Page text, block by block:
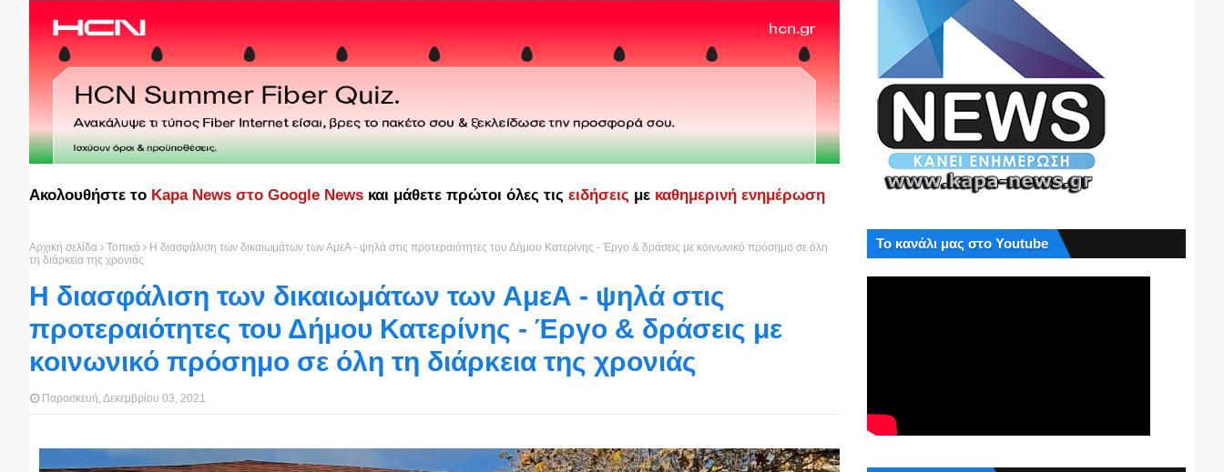
Ακολουθήστε το Kapa News στο Google News και μάθετε πρώτοι όλες τις ειδήσεις με καθημερινή ενημέρωση
Αρχική σελίδα Τοπικά
Η διασφάλιση των δικαιωμάτων των ΑμεΑ - ψηλά στις προτεραιότητες του Δήμου Κατερίνης - Έργο & δράσεις με κοινωνικό πρόσημο σε όλη
τη διάρκεια της χρονιάς
Η διασφάλιση των δικαιωμάτων των ΑμεΑ - ψηλά στις
προτεραιότητες του Δήμου Κατερίνης - Έργο & δράσεις με
κοινωνικό πρόσημο σε όλη τη διάρκεια της χρονιάς
Παρασκευή, Δεκεμβρίου 03, 2021
Το κανάλι μας στο Youtube